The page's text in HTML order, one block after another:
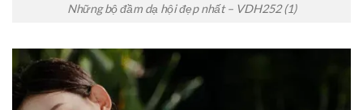
Những bộ đầm dạ hội đẹp nhất – VDH252 (1)